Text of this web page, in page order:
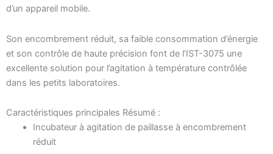
d’un appareil mobile.
Son encombrement réduit, sa faible consommation d’énergie
et son contrôle de haute précision font de l’IST-3075 une
excellente solution pour l’agitation à température contrôlée
dans les petits laboratoires.
Caractéristiques principales Résumé :
Incubateur à agitation de paillasse à encombrement
réduit